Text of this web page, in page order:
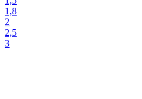
1,8
2
2,5
3